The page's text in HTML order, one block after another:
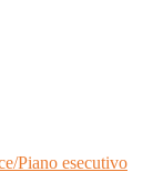
Piano esecutivo